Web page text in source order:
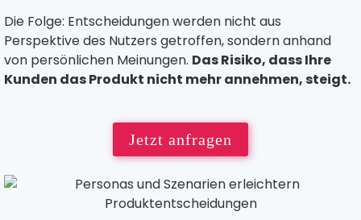
Die Folge: Entscheidungen werden nicht aus
Perspektive des Nutzers getroffen, sondern anhand
von persönlichen Meinungen. Das Risiko, dass Ihre
Kunden das Produkt nicht mehr annehmen, steigt.
Jetzt anfragen